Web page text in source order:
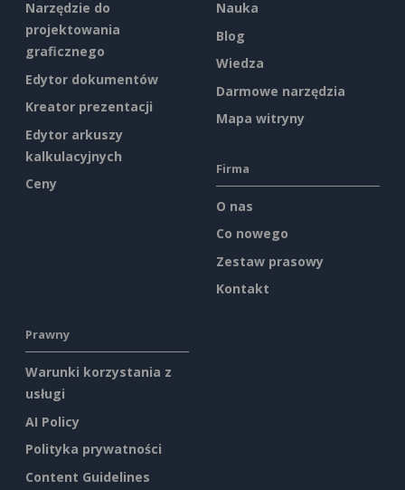
Narzędzie do
projektowania
graficznego
Edytor dokumentów
Kreator prezentacji
Edytor arkuszy
kalkulacyjnych
Ceny
Nauka
Blog
Wiedza
Darmowe narzędzia
Mapa witryny
Firma
O nas
Co nowego
Zestaw prasowy
Kontakt
Prawny
Warunki korzystania z
usługi
AI Policy
Polityka prywatności
Content Guidelines